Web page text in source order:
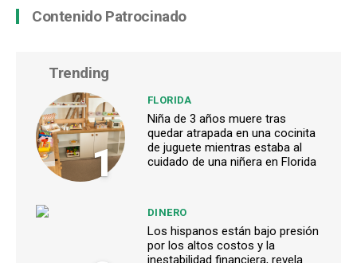
Contenido Patrocinado
Trending
1
FLORIDA
Niña de 3 años muere tras
quedar atrapada en una cocinita
de juguete mientras estaba al
cuidado de una niñera en Florida
DINERO
Los hispanos están bajo presión
por los altos costos y la